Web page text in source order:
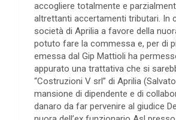
accogliere totalmente e
altrettanti accertamenti tributari. In
società di Aprilia a favore della
potuto fare la commessa e, per di
emessa dal Gip Mattioli ha
appurato una trattativa che si
“Costruzioni V srl” di Aprilia
mansione di dipendente e di
danaro da far pervenire al giudice